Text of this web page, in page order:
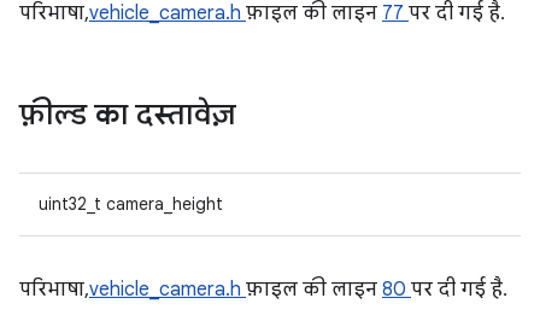
परिभाषा,vehicle_camera.h फ़ाइल की लाइन 77 पर दी गई है.
फ़ील्ड का दस्तावेज़
uint32_t camera_height
परिभाषा,vehicle_camera.h फ़ाइल की लाइन 80 पर दी गई है.